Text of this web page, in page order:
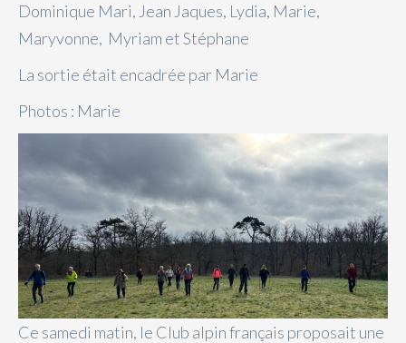
Dominique Mari, Jean Jaques, Lydia, Marie,
Maryvonne, Myriam et Stéphane
La sortie était encadrée par Marie
Photos : Marie
Ce samedi matin, le Club alpin français proposait une